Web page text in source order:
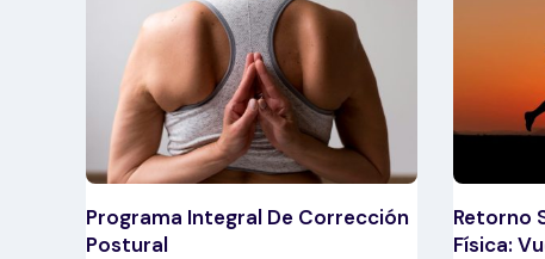
Programa Integral De Corrección
Postural
Retorno
Física: